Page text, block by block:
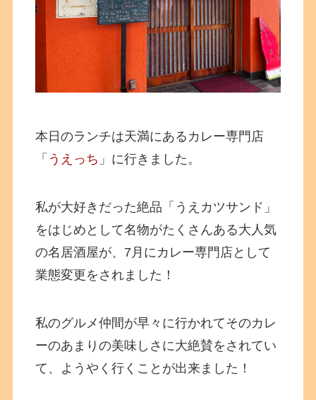
本日のランチは天満にあるカレー専門店
「 うえっち 」に行きました。
私が大好きだった絶品「うえカツサンド」
をはじめとして名物がたくさんある大人気
の名居酒屋が、7月にカレー専門店として
業態変更をされました！
私のグルメ仲間が早々に行かれてそのカレ
ーのあまりの美味しさに大絶賛をされてい
て、ようやく行くことが出来ました！